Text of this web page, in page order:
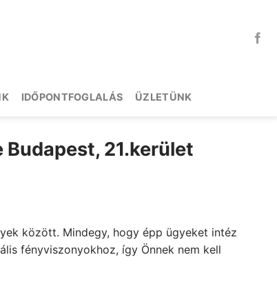
IDŐPONTFOGLALÁS ÜZLETÜNK
21.kerület
között. Mindegy, hogy épp ügyeket intéz
fényviszonyokhoz, így Önnek nem kell